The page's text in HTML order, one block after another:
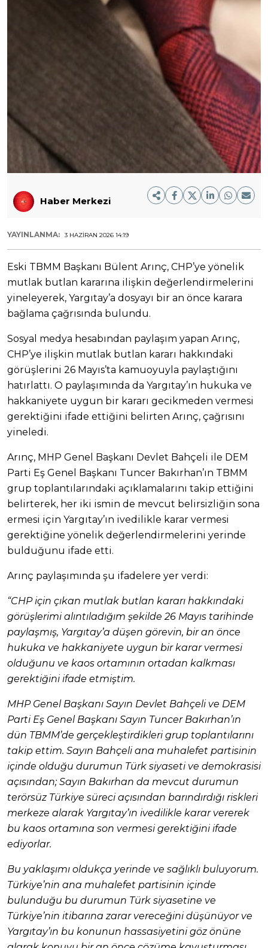
Haber Merkezi
YAYINLANMA: 3 HAZIRAN 2026 14:19
Eski TBMM Başkanı Bülent Arınç, CHP’ye yönelik
mutlak butlan kararına ilişkin değerlendirmelerini
yineleyerek, Yargıtay’a dosyayı bir an önce karara
bağlama çağrısında bulundu.
Sosyal medya hesabından paylaşım yapan Arınç,
CHP’ye ilişkin mutlak butlan kararı hakkındaki
görüşlerini 26 Mayıs’ta kamuoyuyla paylaştığını
hatırlattı. O paylaşımında da Yargıtay’ın hukuka ve
hakkaniyete uygun bir kararı gecikmeden vermesi
gerektiğini ifade ettiğini belirten Arınç, çağrısını
yineledi.
Arınç, MHP Genel Başkanı Devlet Bahçeli ile DEM
Parti Eş Genel Başkanı Tuncer Bakırhan’ın TBMM
grup toplantılarındaki açıklamalarını takip ettiğini
belirterek, her iki ismin de mevcut belirsizliğin sona
ermesi için Yargıtay’ın ivedilikle karar vermesi
gerektiğine yönelik değerlendirmelerini yerinde
bulduğunu ifade etti.
Arınç paylaşımında şu ifadelere yer verdi:
“CHP için çıkan mutlak butlan kararı hakkındaki
görüşlerimi alıntıladığım şekilde 26 Mayıs tarihinde
paylaşmış, Yargıtay’a düşen görevin, bir an önce
hukuka ve hakkaniyete uygun bir karar vermesi
olduğunu ve kaos ortamının ortadan kalkması
gerektiğini ifade etmiştim.
MHP Genel Başkanı Sayın Devlet Bahçeli ve DEM
Parti Eş Genel Başkanı Sayın Tuncer Bakırhan’ın
dün TBMM’de gerçekleştirdikleri grup toplantılarını
takip ettim. Sayın Bahçeli ana muhalefet partisinin
içinde olduğu durumun Türk siyaseti ve demokrasisi
açısından; Sayın Bakırhan da mevcut durumun
terörsüz Türkiye süreci açısından barındırdığı riskleri
merkeze alarak Yargıtay’ın ivedilikle karar vererek
bu kaos ortamına son vermesi gerektiğini ifade
ediyorlar.
Bu yaklaşımı oldukça yerinde ve sağlıklı buluyorum.
Türkiye’nin ana muhalefet partisinin içinde
bulunduğu bu durumun Türk siyasetine ve
Türkiye’nin itibarına zarar vereceğini düşünüyor ve
Yargıtay’ın bu konunun hassasiyetini göz önüne